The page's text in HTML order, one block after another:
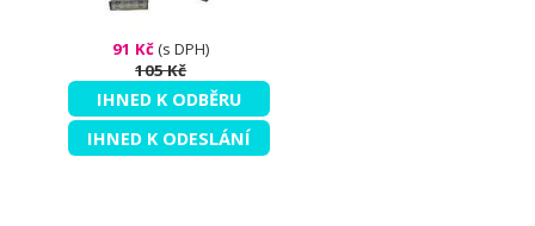
91 Kč(s DPH)
105 Kč
IHNED K ODBĚRU
IHNED K ODESLÁNÍ